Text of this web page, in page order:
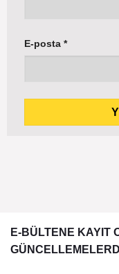
E-posta *
E-BÜLTENE KAYIT